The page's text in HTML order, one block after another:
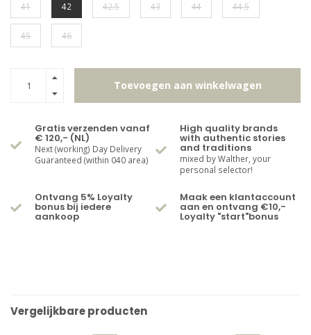
41 42 42.5 43 44 44.5
45 46
Toevoegen aan winkelwagen
Gratis verzenden vanaf
€ 120,- (NL)
Next (working) Day Delivery
Guaranteed (within 040 area)
High quality brands
with authentic stories
and traditions
mixed by Walther, your
personal selector!
Ontvang 5% Loyalty
bonus bij iedere
aankoop
Maak een klantaccount
aan en ontvang €10,-
Loyalty "start"bonus
Vergelijkbare producten